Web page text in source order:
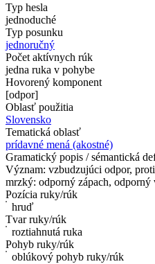
Typ hesla
jednoduché
Typ posunku
jednoručný
Počet aktívnych rúk
jedna ruka v pohybe
Hovorený komponent
[odpor]
Oblasť použitia
Slovensko
Tematická oblasť
prídavné mená (akostné)
Gramatický popis / sémantická
Význam: vzbudzujúci odpor,
mrzký: odporný zápach, odporný
Pozícia ruky/rúk
hruď
Tvar ruky/rúk
roztiahnutá ruka
Pohyb ruky/rúk
oblúkový pohyb ruky/rúk